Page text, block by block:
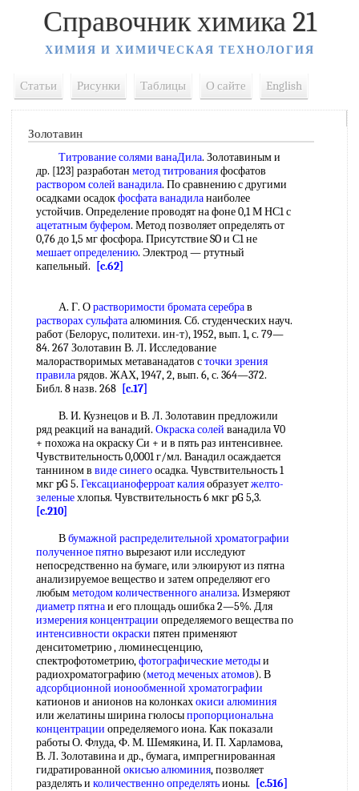
Справочник химика 21
ХИМИЯ И ХИМИЧЕСКАЯ ТЕХНОЛОГИЯ
Статьи Рисунки Таблицы О сайте English
Золотавин
Титрование солями ванаДила. Золотавиным и
др. [123] разработан метод титрованияфосфатов
раствором солей ванадила. По сравнению с другими
осадками осадокфосфата ванадиланаиболее
устойчив. Определение проводят на фоне 0,1 М НС1 с
ацетатным буфером. Метод позволяет определять от
0,76 до 1,5 мг фосфора. Присутствие SO и С1 не
мешает определению. Электрод — ртутный
капельный.
[c.62]
А. Г. Орастворимости бромата серебрав
растворах сульфатаалюминия. Сб. студенческих науч.
работ (Белорус, политехи. ин-т), 1952, вып. 1, с. 79—
84. 267 Золотавин В. Л. Исследование
малорастворимых метаванадатов сточки зрения
правиларядов. ЖАХ, 1947, 2, вып. 6, с. 364—372.
Библ. 8 назв. 268 [c.17]
В. И. Кузнецов и В. Л. Золотавин предложили
ряд реакций на ванадий. Окраска солей ванадила V0
+ похожа на окраску Си + и в пять раз интенсивнее.
Чувствительность 0,0001 г/мл. Ванадил осаждается
таннином в виде синегоосадка. Чувствительность 1
мкг pG 5. Гексацианоферроат калияобразуетжелто-
зеленыехлопья. Чувствительность 6 мкг pG 5,3.
[c.210]
Вбумажной распределительной хроматографии
полученное пятновырезают или исследуют
непосредственно на бумаге, или элюируют из пятна
анализируемое вещество и затем определяют его
любымметодом количественного анализа. Измеряют
диаметр пятнаи его площадь ошибка 2—5%. Для
измерения концентрации определяемого вещества по
интенсивности окраски пятен применяют
денситометрию , люминесценцию,
спектрофотометрию,фотографические методыи
радиохроматографию (метод меченых атомов). В
адсорбционной ионообменной хроматографии
катионов и анионов на колонкахокиси алюминия
или желатины ширина гюлосыпропорциональна
концентрации определяемого иона. Как показали
работы О. Флуда, Ф. М. Шемякина, И. П. Харламова,
В. Л. Золотавина и др., бумага, импрегнированная
гидратированной окисью алюминия, позволяет
разделять и количественно определятьионы.
[c.516]